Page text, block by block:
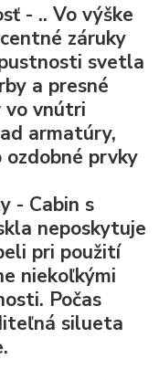
- .. Vo výške
záruky
svetla
a presné
vnútri
armatúry,
prvky
- Cabin s
neposkytuje
pri použití
niekoľkými
Počas
silueta